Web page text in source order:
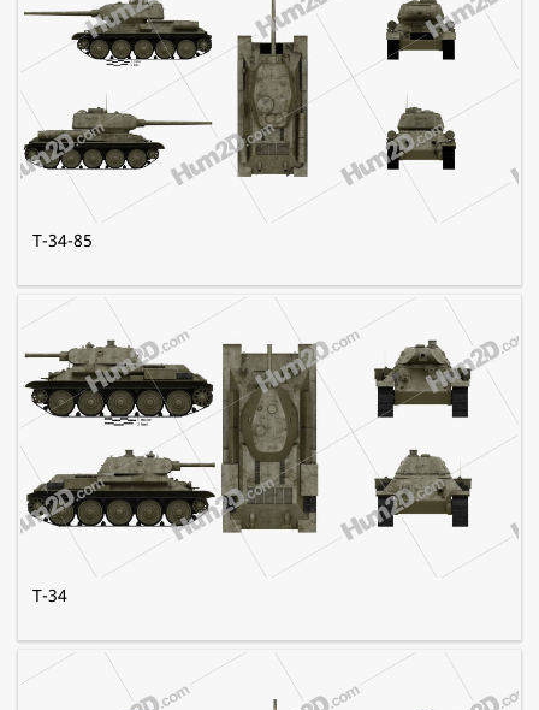
T-34-85
T-34